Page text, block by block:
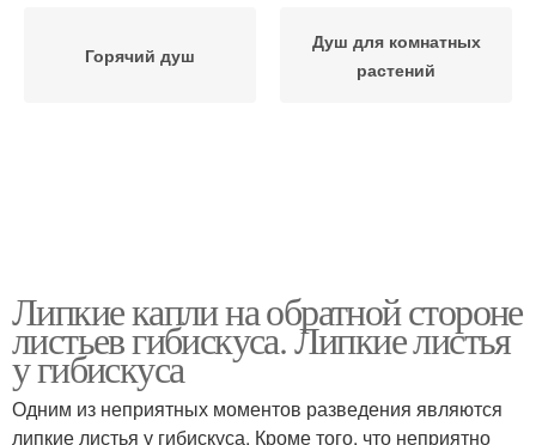
Горячий душ
Душ для комнатных
растений
Липкие капли на обратной стороне
листьев гибискуса. Липкие листья
у гибискуса
Одним из неприятных моментов разведения являются
липкие листья у гибискуса. Кроме того, что неприятно